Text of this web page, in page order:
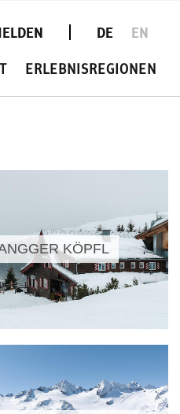
DE EN
ERLEBNISREGIONEN
KÖPFL